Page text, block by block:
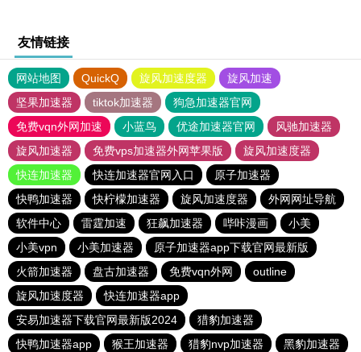
友情链接
网站地图 QuickQ 旋风加速度器
旋风加速
坚果加速器
tiktok加速器
狗急加速器官网
免费vqn外网加速
小蓝鸟 优途加速器官网
风驰加速器
旋风加速器
免费vps加速器外网苹果版
旋风加速度器
快连加速器
快连加速器官网入口
原子加速器
快鸭加速器
快柠檬加速器 旋风加速度器
外网网址导航
软件中心
雷霆加速 狂飙加速器 哔咔漫画
小美
小美vpn
小美加速器
原子加速器app下载官网最新版
火箭加速器
盘古加速器 免费vqn外网
outline
旋风加速度器
快连加速器app
安易加速器下载官网最新版2024
猎豹加速器
快鸭加速器app
猴王加速器 猎豹nvp加速器 黑豹加速器